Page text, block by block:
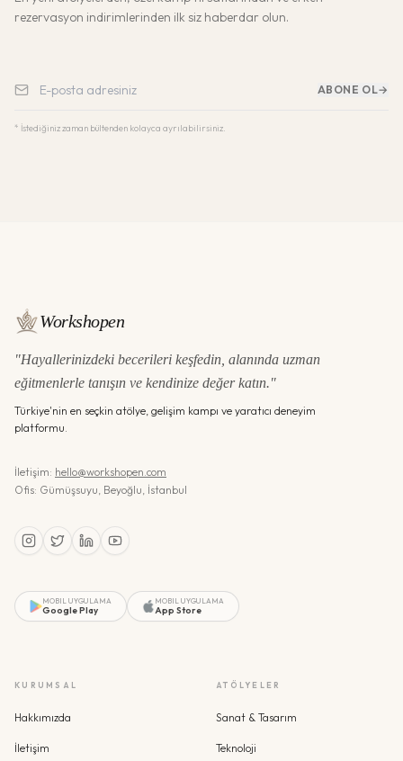
rezervasyon indirimlerinden ilk siz haberdar olun.
ABONE OL→
* İstediğiniz zaman bültenden kolayca ayrılabilirsiniz.
Workshopen
"Hayallerinizdeki becerileri keşfedin, alanında uzman
eğitmenlerle tanışın ve kendinize değer katın."
Türkiye'nin en seçkin atölye, gelişim kampı ve yaratıcı deneyim
platformu.
İletişim: hello@workshopen.com
Ofis: Gümüşsuyu, Beyoğlu, İstanbul
MOBIL UYGULAMA
Google Play
MOBIL UYGULAMA
App Store
KURUMSAL
Hakkımızda
İletişim
ATÖLYELER
Sanat & Tasarım
Teknoloji